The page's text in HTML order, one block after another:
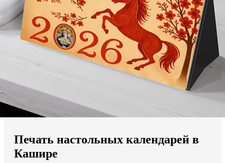
Мы доставляем по всему миру
Продолжить без города
Печать настольных календарей в
Кашире